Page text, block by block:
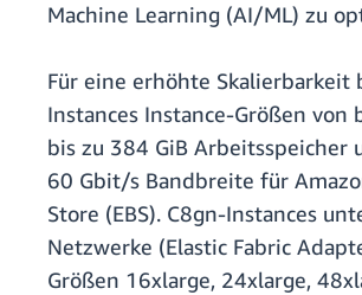
Machine Learning (AI/ML) zu
Für eine erhöhte Skalierbarkeit
Instances Instance-Größen von
bis zu 384 GiB Arbeitsspeicher
60 Gbit/s Bandbreite für
Store (EBS). C8gn-Instances
Netzwerke (Elastic Fabric
Größen 16xlarge, 24xlarge,